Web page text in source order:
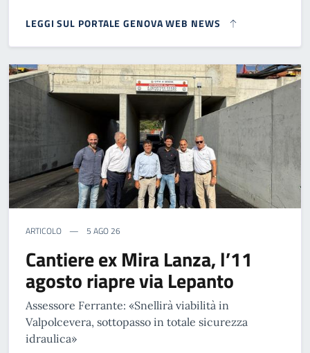
LEGGI SUL PORTALE GENOVA WEB NEWS
ARTICOLO 5 AGO 26
Cantiere ex Mira Lanza, l’11
agosto riapre via Lepanto
Assessore Ferrante: «Snellirà viabilità in
Valpolcevera, sottopasso in totale sicurezza
idraulica»